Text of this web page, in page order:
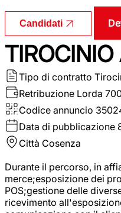
Candidati
Tipo di contratto
Retribuzione Lorda
Codice annuncio
Data di pubblicazione
Città Cosenza
Durante il percorso, in
merce;esposizione dei
POS;gestione delle
ricevimento